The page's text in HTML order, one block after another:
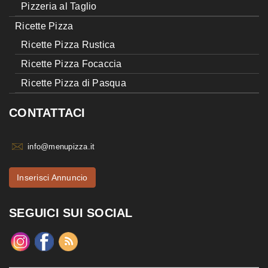
Pizzeria al Taglio
Ricette Pizza
Ricette Pizza Rustica
Ricette Pizza Focaccia
Ricette Pizza di Pasqua
CONTATTACI
info@menupizza.it
Inserisci Annuncio
SEGUICI SUI SOCIAL